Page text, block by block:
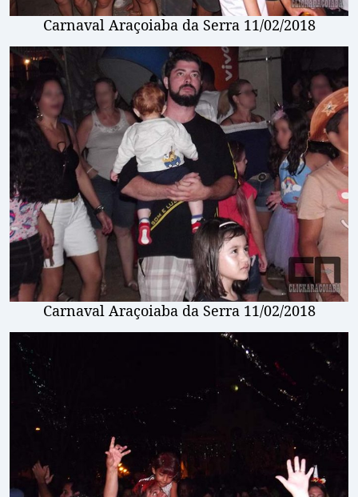
Carnaval Araçoiaba da Serra 11/02/2018
Carnaval Araçoiaba da Serra 11/02/2018